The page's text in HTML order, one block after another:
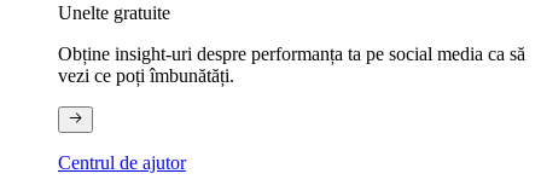
Unelte gratuite
Obține insight-uri despre performanța ta pe social media ca să
vezi ce poți îmbunătăți.
Centrul de ajutor